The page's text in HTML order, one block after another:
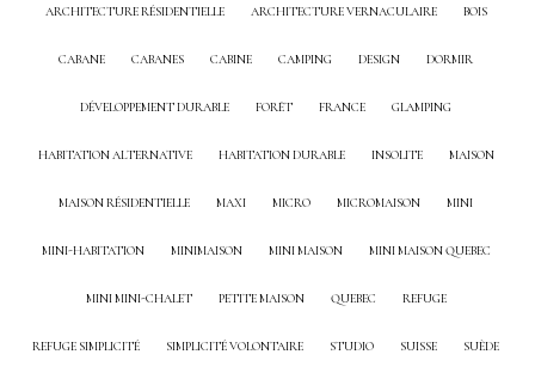
ARCHITECTURE RÉSIDENTIELLE ARCHITECTURE VERNACULAIRE BOIS
CABANE CABANES CABINE CAMPING DESIGN DORMIR
DÉVELOPPEMENT DURABLE FORÊT FRANCE GLAMPING
HABITATION ALTERNATIVE HABITATION DURABLE INSOLITE MAISON
MAISON RÉSIDENTIELLE MAXI MICRO MICROMAISON MINI
MINI-HABITATION MINIMAISON MINI MAISON MINI MAISON QUEBEC
MINI MINI-CHALET PETITE MAISON QUEBEC REFUGE
REFUGE SIMPLICITÉ SIMPLICITÉ VOLONTAIRE STUDIO SUISSE SUÈDE